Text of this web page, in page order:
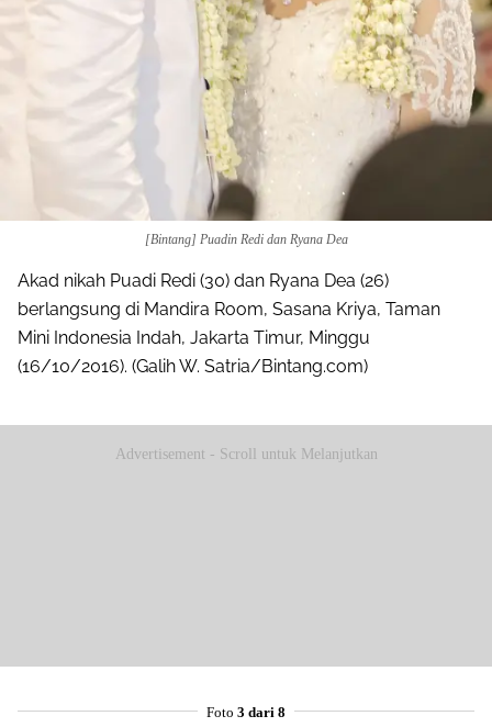
[Bintang] Puadin Redi dan Ryana Dea
Akad nikah Puadi Redi (30) dan Ryana Dea (26)
berlangsung di Mandira Room, Sasana Kriya, Taman
Mini Indonesia Indah, Jakarta Timur, Minggu
(16/10/2016). (Galih W. Satria/Bintang.com)
Advertisement - Scroll untuk Melanjutkan
Foto 3 dari 8